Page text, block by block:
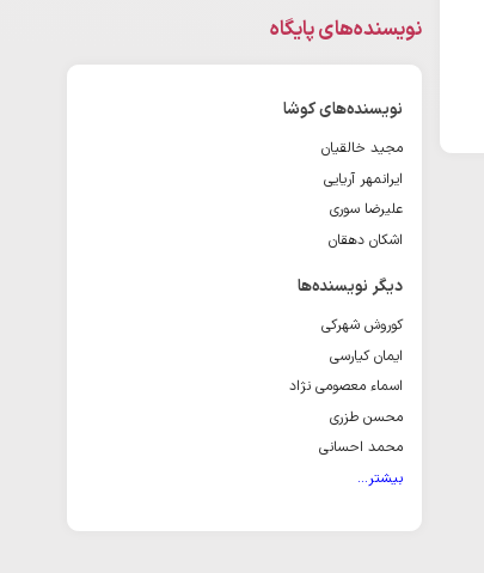
نویسنده‌های پایگاه
نویسنده‌های کوشا
مجید خالقیان
ایرانمهر آریایی
علیرضا سوری
اشکان دهقان
دیگر نویسنده‌ها
کوروش شهرکی
ایمان کیارسی
اسماء معصومی نژاد
محسن طزری
محمد احسانی
بیشتر...